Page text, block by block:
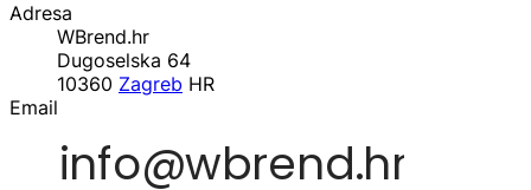
Adresa
WBrend.hr
Dugoselska 64
10360 Zagreb HR
Email